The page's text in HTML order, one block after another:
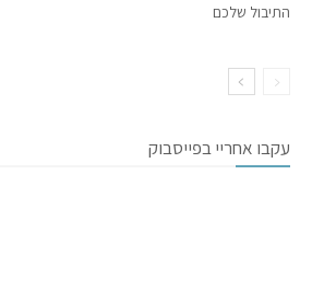
התיבול שלכם
עקבו אחריי בפייסבוק